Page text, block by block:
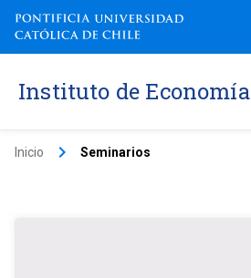
Instituto de Economía
Inicio keyboard_arrow_right Seminarios